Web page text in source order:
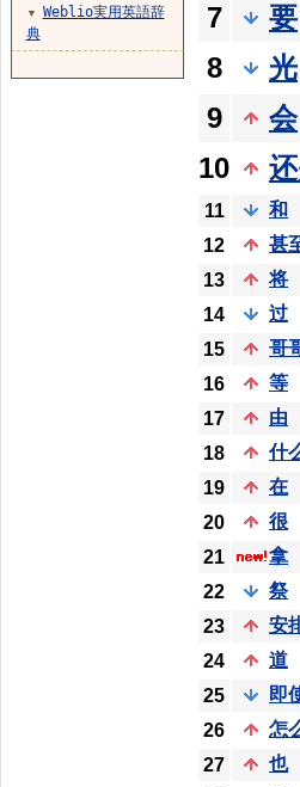
7
要
8
光
9
会
10
11
和
12
甚
13
将
14
过
15
哥
16
等
17
由
18
什
19
在
20
很
21
拿
22
祭
23
安
24
道
25
即
26
怎
27
也
▼
Weblio実用英語辞
典